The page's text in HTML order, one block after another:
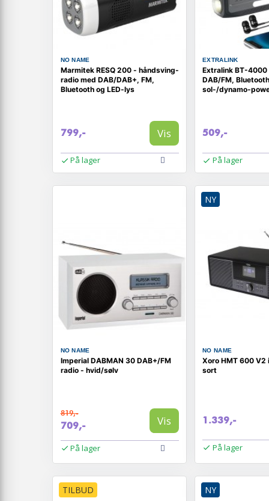
NO NAME
Marmitek RESQ 200 - håndsving-
radio med DAB/DAB+, FM,
Bluetooth og LED-lys
799,- Vis
På lager
EXTRALINK
Extralink BT-4000
DAB/FM,
sol-/dynamo-
509,-
På lager
NO NAME
Imperial DABMAN 30 DAB+/FM
radio - hvid/sølv
819,-
709,- Vis
På lager
NY
NO NAME
Xoro HMT 600 V2
sort
1.339,-
På lager
TILBUD NY